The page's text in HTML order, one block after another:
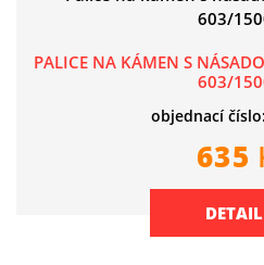
PALICE NA KÁMEN S
603/
objednací
635
DETAIL